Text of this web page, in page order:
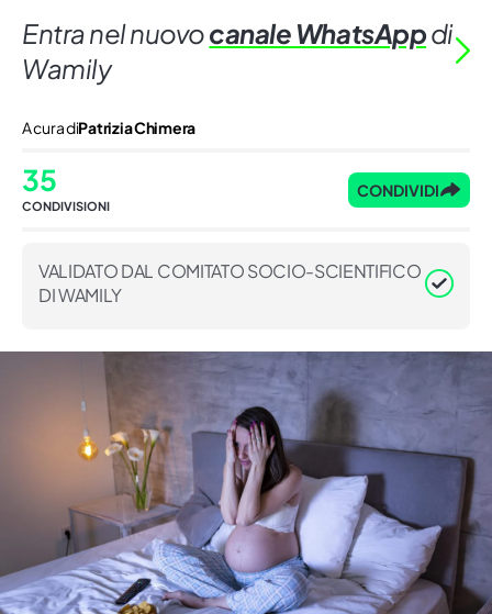
Entra nel nuovocanale WhatsAppdi
Wamily
A cura diPatrizia Chimera
35
CONDIVISIONI
CONDIVIDI
VALIDATO DAL COMITATO SOCIO-SCIENTIFICO
DI WAMILY